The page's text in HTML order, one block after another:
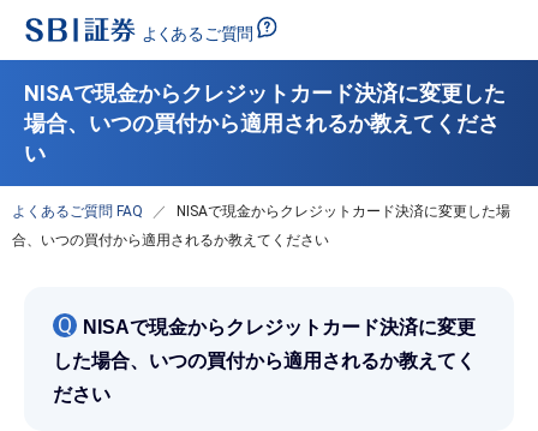
NISAで現金からクレジットカード決済に変更した
場合、いつの買付から適用されるか教えてくださ
い
よくあるご質問 FAQ
NISAで現金からクレジットカード決済に変更した場
合、いつの買付から適用されるか教えてください
Q
NISAで現金からクレジットカード決済に変更
した場合、いつの買付から適用されるか教えてく
ださい